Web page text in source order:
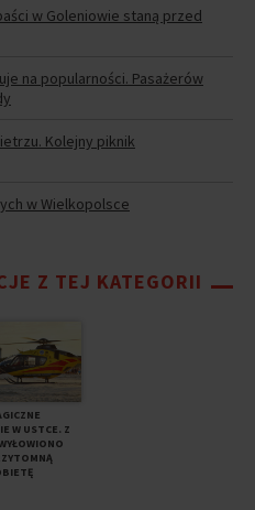
w Goleniowie staną przed
na popularności. Pasażerów
Kolejny piknik
w Wielkopolsce
Z TEJ KATEGORII
W USTCE. Z